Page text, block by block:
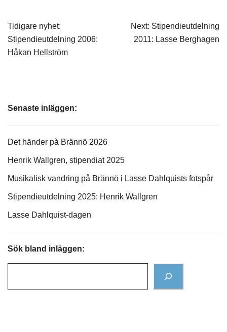
Inläggsnavigering
Tidigare nyhet:
Stipendieutdelning 2006:
Håkan Hellström
Next: Stipendieutdelning
2011: Lasse Berghagen
Senaste inläggen:
Det händer på Brännö 2026
Henrik Wallgren, stipendiat 2025
Musikalisk vandring på Brännö i Lasse Dahlquists fotspår
Stipendieutdelning 2025: Henrik Wallgren
Lasse Dahlquist-dagen
Sök bland inläggen: